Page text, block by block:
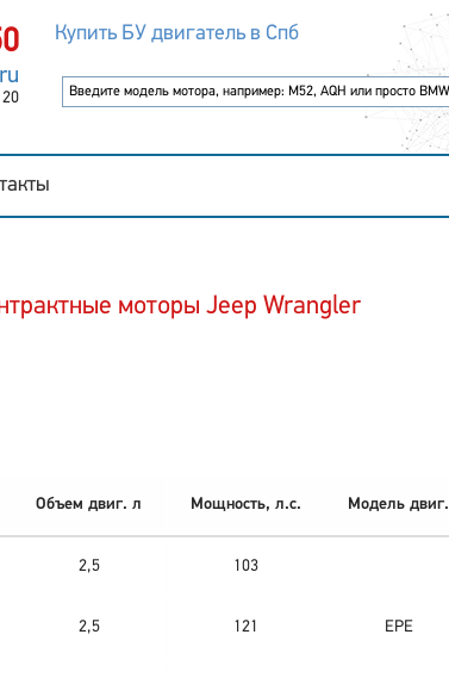
Купить БУ двигатель в Спб
моторы Jeep Wrangler
Объем двиг. л Мощность, л.с. Модель двиг.
2,5 103
2,5 121 EPE